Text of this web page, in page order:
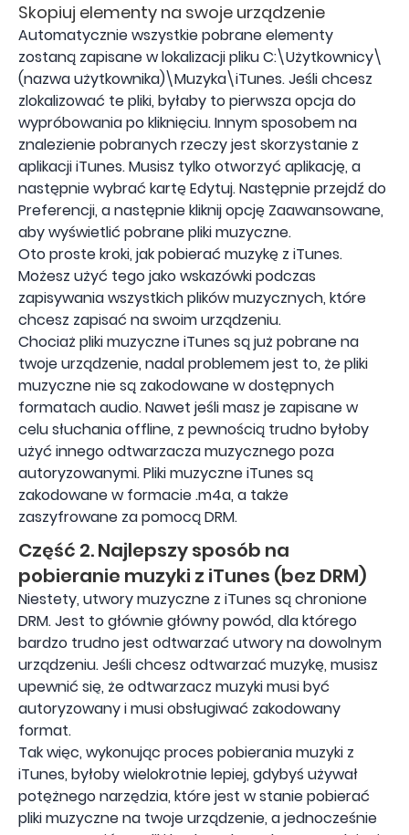
Skopiuj elementy na swoje urządzenie
Automatycznie wszystkie pobrane elementy
zostaną zapisane w lokalizacji pliku C:\Użytkownicy\
(nazwa użytkownika)\Muzyka\iTunes. Jeśli chcesz
zlokalizować te pliki, byłaby to pierwsza opcja do
wypróbowania po kliknięciu. Innym sposobem na
znalezienie pobranych rzeczy jest skorzystanie z
aplikacji iTunes. Musisz tylko otworzyć aplikację, a
następnie wybrać kartę Edytuj. Następnie przejdź do
Preferencji, a następnie kliknij opcję Zaawansowane,
aby wyświetlić pobrane pliki muzyczne.
Oto proste kroki, jak pobierać muzykę z iTunes.
Możesz użyć tego jako wskazówki podczas
zapisywania wszystkich plików muzycznych, które
chcesz zapisać na swoim urządzeniu.
Chociaż pliki muzyczne iTunes są już pobrane na
twoje urządzenie, nadal problemem jest to, że pliki
muzyczne nie są zakodowane w dostępnych
formatach audio. Nawet jeśli masz je zapisane w
celu słuchania offline, z pewnością trudno byłoby
użyć innego odtwarzacza muzycznego poza
autoryzowanymi. Pliki muzyczne iTunes są
zakodowane w formacie .m4a, a także
zaszyfrowane za pomocą DRM.
Część 2. Najlepszy sposób na
pobieranie muzyki z iTunes (bez DRM)
Niestety, utwory muzyczne z iTunes są chronione
DRM. Jest to głównie główny powód, dla którego
bardzo trudno jest odtwarzać utwory na dowolnym
urządzeniu. Jeśli chcesz odtwarzać muzykę, musisz
upewnić się, że odtwarzacz muzyki musi być
autoryzowany i musi obsługiwać zakodowany
format.
Tak więc, wykonując proces pobierania muzyki z
iTunes, byłoby wielokrotnie lepiej, gdybyś używał
potężnego narzędzia, które jest w stanie pobierać
pliki muzyczne na twoje urządzenie, a jednocześnie